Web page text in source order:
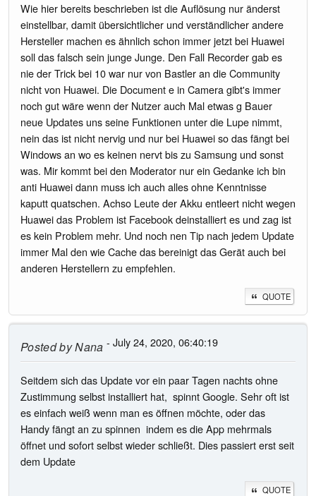
Wie hier bereits beschrieben ist die Auflösung nur änderst
einstellbar, damit übersichtlicher und verständlicher andere
Hersteller machen es ähnlich schon immer jetzt bei Huawei
soll das falsch sein junge Junge. Den Fall Recorder gab es
nie der Trick bei 10 war nur von Bastler an die Community
nicht von Huawei. Die Document e in Camera gibt's immer
noch gut wäre wenn der Nutzer auch Mal etwas g Bauer
neue Updates uns seine Funktionen unter die Lupe nimmt,
nein das ist nicht nervig und nur bei Huawei so das fängt bei
Windows an wo es keinen nervt bis zu Samsung und sonst
was. Mir kommt bei den Moderator nur ein Gedanke ich bin
anti Huawei dann muss ich auch alles ohne Kenntnisse
kaputt quatschen. Achso Leute der Akku entleert nicht wegen
Huawei das Problem ist Facebook deinstalliert es und zag ist
es kein Problem mehr. Und noch nen Tip nach jedem Update
immer Mal den wie Cache das bereinigt das Gerät auch bei
anderen Herstellern zu empfehlen.
QUOTE
Posted byNana - July 24, 2020, 06:40:19
Seitdem sich das Update vor ein paar Tagen nachts ohne
Zustimmung selbst installiert hat, spinnt Google. Sehr oft ist
es einfach weiß wenn man es öffnen möchte, oder das
Handy fängt an zu spinnen indem es die App mehrmals
öffnet und sofort selbst wieder schließt. Dies passiert erst seit
dem Update
QUOTE